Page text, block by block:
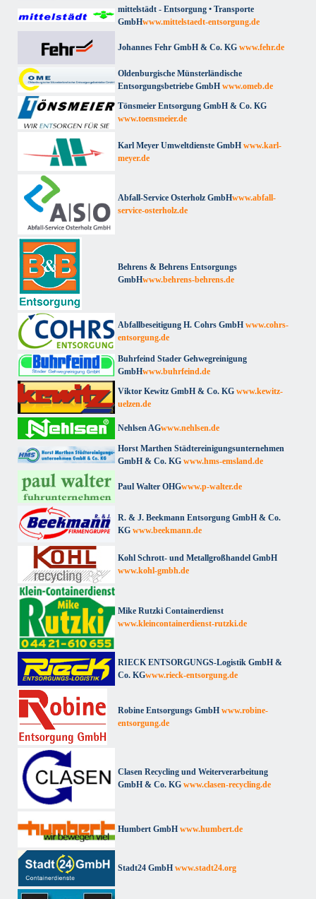
mittelstädt - Entsorgung • Transporte
GmbHwww.mittelstaedt-entsorgung.de
Johannes Fehr GmbH & Co. KG www.fehr.de
Oldenburgische Münsterländische
Entsorgungsbetriebe GmbH www.omeb.de
Tönsmeier Entsorgung GmbH & Co. KG
www.toensmeier.de
Karl Meyer Umweltdienste GmbH www.karl-
meyer.de
Abfall-Service Osterholz GmbHwww.abfall-
service-osterholz.de
Behrens & Behrens Entsorgungs
GmbHwww.behrens-behrens.de
Abfallbeseitigung H. Cohrs GmbH www.cohrs-
entsorgung.de
Buhrfeind Stader Gehwegreinigung
GmbHwww.buhrfeind.de
Viktor Kewitz GmbH & Co. KG www.kewitz-
uelzen.de
Nehlsen AGwww.nehlsen.de
Horst Marthen Städtereinigungsunternehmen
GmbH & Co. KG www.hms-emsland.de
Paul Walter OHGwww.p-walter.de
R. & J. Beekmann Entsorgung GmbH & Co.
KG www.beekmann.de
Kohl Schrott- und Metallgroßhandel GmbH
www.kohl-gmbh.de
Mike Rutzki Containerdienst
www.kleincontainerdienst-rutzki.de
RIECK ENTSORGUNGS-Logistik GmbH &
Co. KGwww.rieck-entsorgung.de
Robine Entsorgungs GmbH www.robine-
entsorgung.de
Clasen Recycling und Weiterverarbeitung
GmbH & Co. KG www.clasen-recycling.de
Humbert GmbH www.humbert.de
Stadt24 GmbH www.stadt24.org